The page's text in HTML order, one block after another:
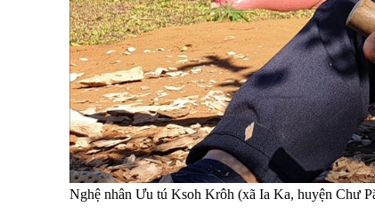
Nghệ nhân Ưu tú Ksoh Krôh (xã Ia Ka, huyện Chư